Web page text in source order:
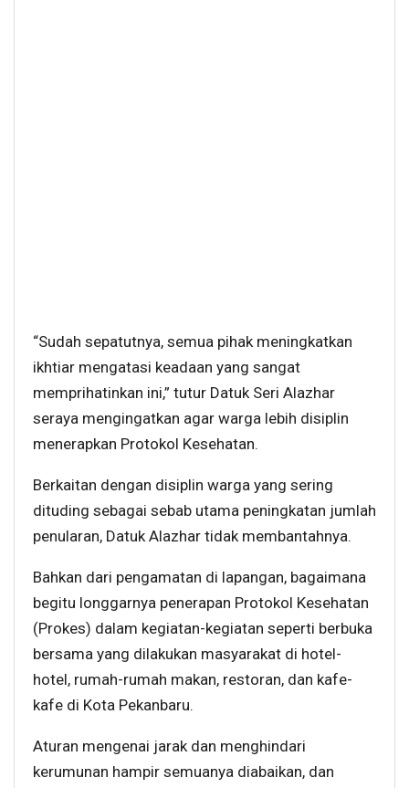
“Sudah sepatutnya, semua pihak meningkatkan
ikhtiar mengatasi keadaan yang sangat
memprihatinkan ini,” tutur Datuk Seri Alazhar
seraya mengingatkan agar warga lebih disiplin
menerapkan Protokol Kesehatan.
Berkaitan dengan disiplin warga yang sering
dituding sebagai sebab utama peningkatan jumlah
penularan, Datuk Alazhar tidak membantahnya.
Bahkan dari pengamatan di lapangan, bagaimana
begitu longgarnya penerapan Protokol Kesehatan
(Prokes) dalam kegiatan-kegiatan seperti berbuka
bersama yang dilakukan masyarakat di hotel-
hotel, rumah-rumah makan, restoran, dan kafe-
kafe di Kota Pekanbaru.
Aturan mengenai jarak dan menghindari
kerumunan hampir semuanya diabaikan, dan